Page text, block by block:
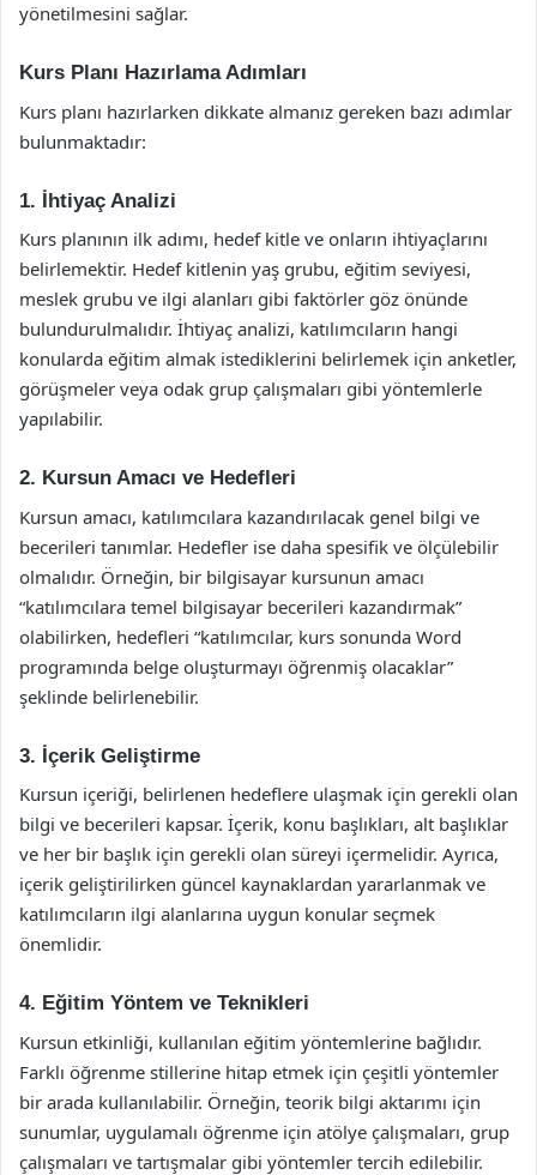
yönetilmesini sağlar.
Kurs Planı Hazırlama Adımları
Kurs planı hazırlarken dikkate almanız gereken bazı adımlar
bulunmaktadır:
1. İhtiyaç Analizi
Kurs planının ilk adımı, hedef kitle ve onların ihtiyaçlarını
belirlemektir. Hedef kitlenin yaş grubu, eğitim seviyesi,
meslek grubu ve ilgi alanları gibi faktörler göz önünde
bulundurulmalıdır. İhtiyaç analizi, katılımcıların hangi
konularda eğitim almak istediklerini belirlemek için anketler,
görüşmeler veya odak grup çalışmaları gibi yöntemlerle
yapılabilir.
2. Kursun Amacı ve Hedefleri
Kursun amacı, katılımcılara kazandırılacak genel bilgi ve
becerileri tanımlar. Hedefler ise daha spesifik ve ölçülebilir
olmalıdır. Örneğin, bir bilgisayar kursunun amacı
“katılımcılara temel bilgisayar becerileri kazandırmak”
olabilirken, hedefleri “katılımcılar, kurs sonunda Word
programında belge oluşturmayı öğrenmiş olacaklar”
şeklinde belirlenebilir.
3. İçerik Geliştirme
Kursun içeriği, belirlenen hedeflere ulaşmak için gerekli olan
bilgi ve becerileri kapsar. İçerik, konu başlıkları, alt başlıklar
ve her bir başlık için gerekli olan süreyi içermelidir. Ayrıca,
içerik geliştirilirken güncel kaynaklardan yararlanmak ve
katılımcıların ilgi alanlarına uygun konular seçmek
önemlidir.
4. Eğitim Yöntem ve Teknikleri
Kursun etkinliği, kullanılan eğitim yöntemlerine bağlıdır.
Farklı öğrenme stillerine hitap etmek için çeşitli yöntemler
bir arada kullanılabilir. Örneğin, teorik bilgi aktarımı için
sunumlar, uygulamalı öğrenme için atölye çalışmaları, grup
çalışmaları ve tartışmalar gibi yöntemler tercih edilebilir.